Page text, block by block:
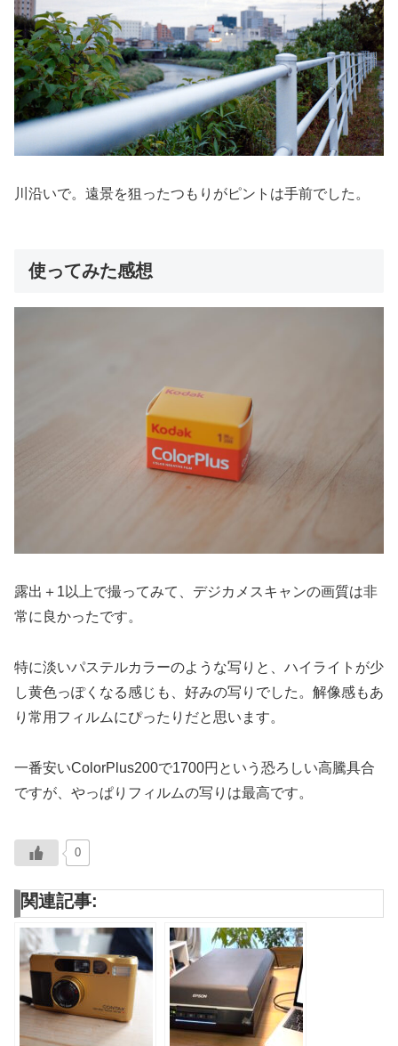
川沿いで。遠景を狙ったつもりがピントは手前でした。
使ってみた感想
露出＋1以上で撮ってみて、デジカメスキャンの画質は非
常に良かったです。
特に淡いパステルカラーのような写りと、ハイライトが少
し黄色っぽくなる感じも、好みの写りでした。解像感もあ
り常用フィルムにぴったりだと思います。
一番安いColorPlus200で1700円という恐ろしい高騰具合
ですが、やっぱりフィルムの写りは最高です。
0
関連記事: